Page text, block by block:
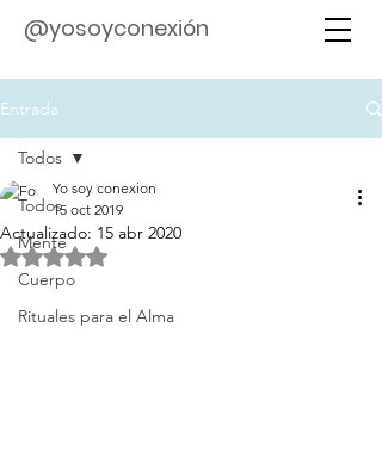
@yosoyconexión
Entrada
Todos
Mente
Cuerpo
Rituales para el Alma
Todos
Yo soy conexion
15 oct 2019
Actualizado: 15 abr 2020
Obtuvo NaN de 5 estrellas.